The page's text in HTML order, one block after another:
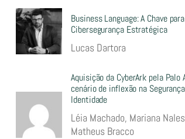
Business Language: A Chave
Cibersegurança Estratégica
Lucas Dartora
Aquisição da CyberArk pela Palo
cenário de inflexão na
Identidade
Léia Machado, Mariana
Matheus Bracco